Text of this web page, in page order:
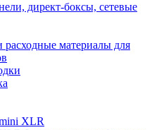
директ-боксы, сетевые
материалы для
XLR